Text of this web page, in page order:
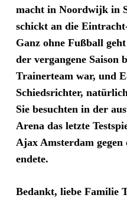
macht in Noordwijk in
schickt an die
Ganz ohne Fußball
der vergangene Saison
Trainerteam war, und
Schiedsrichter,
Sie besuchten in der
Arena das letzte
Ajax Amsterdam gegen
endete.
Bedankt, liebe Familie